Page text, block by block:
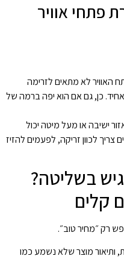
פתחי אוויר
האוויר לא מתאים לזרימה
כן, גם אם הוא יפה ברמה של
ישיבה או מעל מיטה יכול
לכוון זריקה, לפעמים להזיז
בשליטה?
קלים
רק ״מחיר טוב״.
ותיאור מוצר שלא נשמע כמו